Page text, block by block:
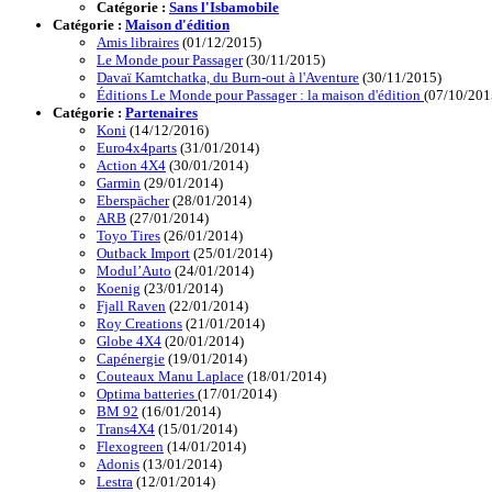
Catégorie : Sans l'Isbamobile
Catégorie : Maison d'édition
Amis libraires (01/12/2015)
Le Monde pour Passager(30/11/2015)
Davaï Kamtchatka, du Burn-out à l'Aventure (30/11/2015)
Éditions Le Monde pour Passager : la maison d'édition (07/10/
Catégorie : Partenaires
Koni (14/12/2016)
Euro4x4parts (31/01/2014)
Action 4X4 (30/01/2014)
Garmin (29/01/2014)
Eberspächer(28/01/2014)
ARB (27/01/2014)
Toyo Tires (26/01/2014)
Outback Import (25/01/2014)
Modul’Auto (24/01/2014)
Koenig (23/01/2014)
Fjall Raven (22/01/2014)
Roy Creations (21/01/2014)
Globe 4X4 (20/01/2014)
Capénergie (19/01/2014)
Couteaux Manu Laplace (18/01/2014)
Optima batteries (17/01/2014)
BM 92 (16/01/2014)
Trans4X4 (15/01/2014)
Flexogreen (14/01/2014)
Adonis (13/01/2014)
Lestra (12/01/2014)